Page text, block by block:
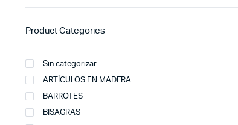
Product Categories
Sin categorizar
ARTÍCULOS EN MADERA
BARROTES
BISAGRAS